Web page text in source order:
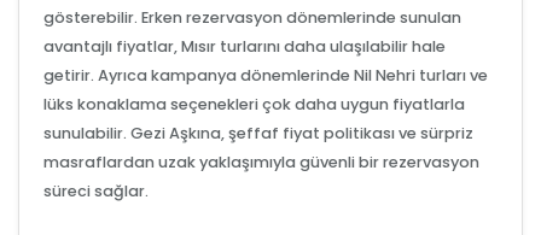
gösterebilir. Erken rezervasyon dönemlerinde sunulan
avantajlı fiyatlar, Mısır turlarını daha ulaşılabilir hale
getirir. Ayrıca kampanya dönemlerinde Nil Nehri turları ve
lüks konaklama seçenekleri çok daha uygun fiyatlarla
sunulabilir. Gezi Aşkına, şeffaf fiyat politikası ve sürpriz
masraflardan uzak yaklaşımıyla güvenli bir rezervasyon
süreci sağlar.